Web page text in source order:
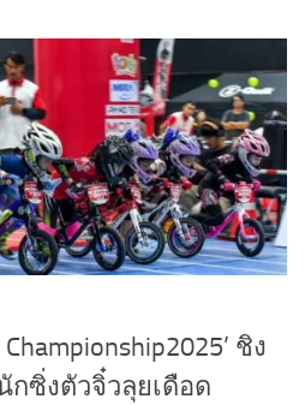
ชิง
ซิ่งตัวจิ๋วลุยเดือด